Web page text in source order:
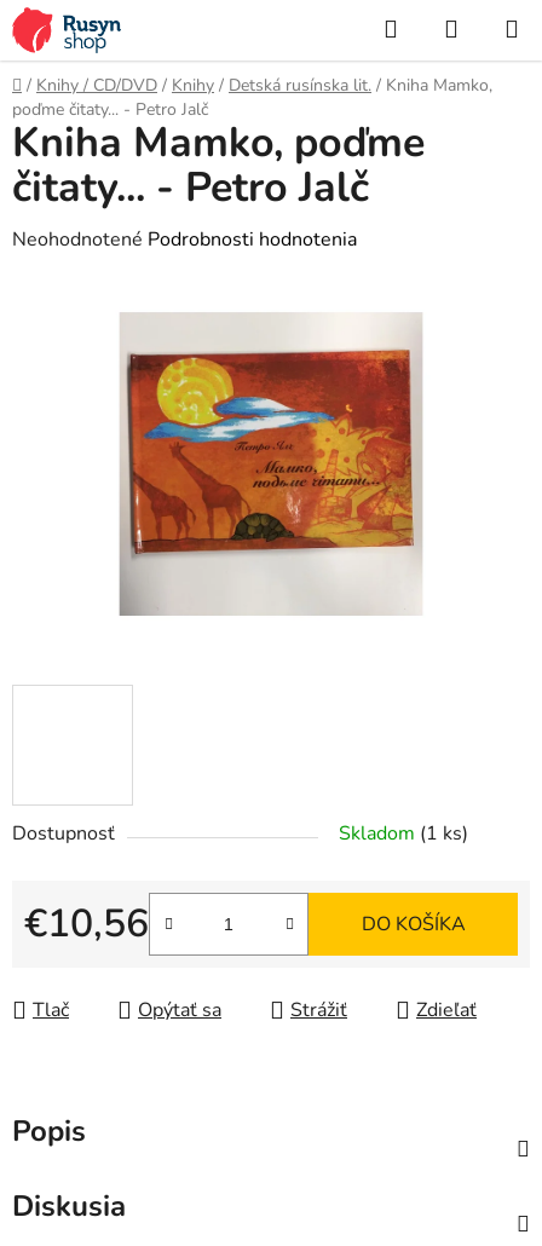
Prejsť
na
obsah
Hľadať
KOŠÍK
Domov
/ Knihy / CD/DVD / Knihy / Detská rusínska lit. / Kniha Mamko,
poďme čitaty... - Petro Jalč
Dostupnosť Skladom (1 ks)
€10,56
Jednotková cena:
DO KOŠÍKA
Tlač Opýtať sa Strážiť Zdieľať
Kniha Mamko, poďme
čitaty... - Petro Jalč
Priemerné
Neohodnotené Podrobnosti hodnotenia
Popis
Diskusia